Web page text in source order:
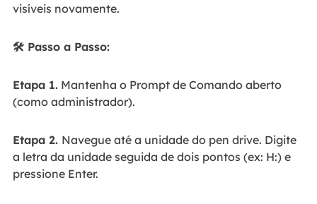
visíveis novamente.
🛠️ Passo a Passo:
Etapa 1.Mantenha o Prompt de Comando aberto
(como administrador).
Etapa 2. Navegue até a unidade do pen drive. Digite
a letra da unidade seguida de dois pontos (ex: H:) e
pressione Enter.